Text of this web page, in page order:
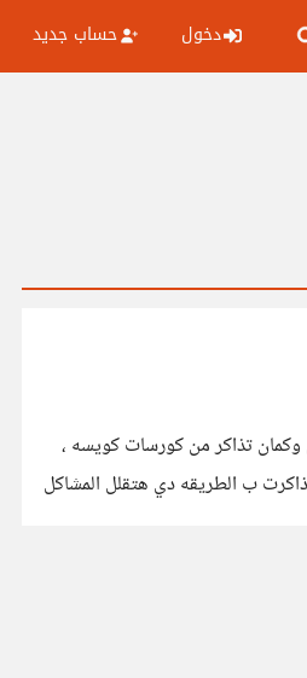
دخول حساب جديد
تذاكر من كورسات كويسه ،
ب الطريقه دي هتقلل المشاكل